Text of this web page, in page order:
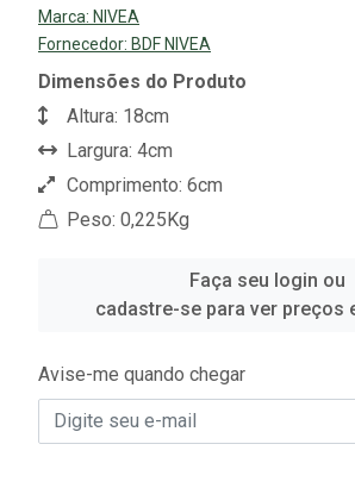
Marca: NIVEA
Fornecedor: BDF NIVEA
Dimensões do Produto
Altura: 18cm
Largura: 4cm
Comprimento: 6cm
Peso: 0,225Kg
Faça seu login ou
cadastre-se para ver preços
Avise-me quando chegar